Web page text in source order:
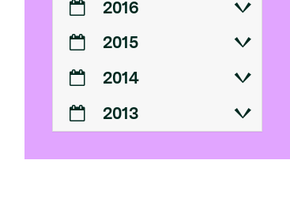
2016
2015
2014
2013